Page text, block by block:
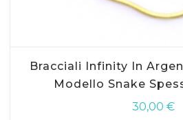
Bracciali Infinity In
Modello Snake
30,00 €
AGGIUNGI AL